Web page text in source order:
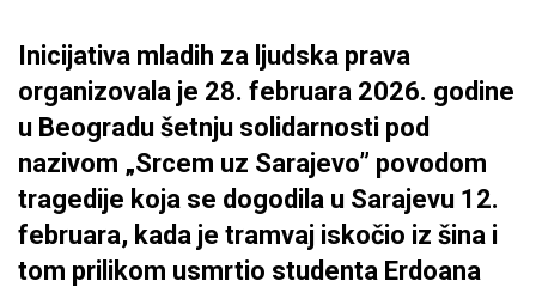
Inicijativa mladih za ljudska prava
organizovala je 28. februara 2026. godine
u Beogradu šetnju solidarnosti pod
nazivom „Srcem uz Sarajevo” povodom
tragedije koja se dogodila u Sarajevu 12.
februara, kada je tramvaj iskočio iz šina i
tom prilikom usmrtio studenta Erdoana